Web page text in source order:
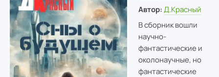
Автор: Д.Красный
В сборник вошли
научно-
фантастические и
околонаучные, но
фантастические